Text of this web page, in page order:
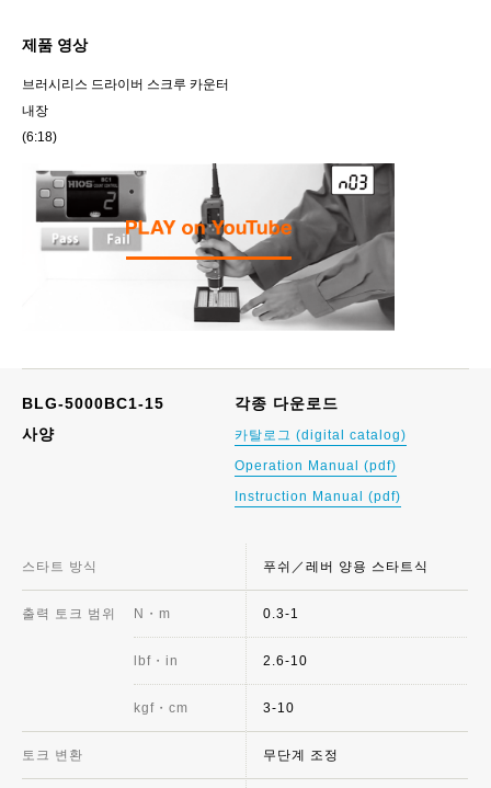
제품 영상
브러시리스 드라이버 스크루 카운터
내장
(6:18)
BLG-5000BC1-15
사양
각종 다운로드
카탈로그 (digital catalog)
Operation Manual (pdf)
Instruction Manual (pdf)
스타트 방식
출력 토크 범위 N・m
lbf・in
kgf・cm
토크 변환
푸쉬／레버 양용 스타트식
0.3-1
2.6-10
3-10
무단계 조정